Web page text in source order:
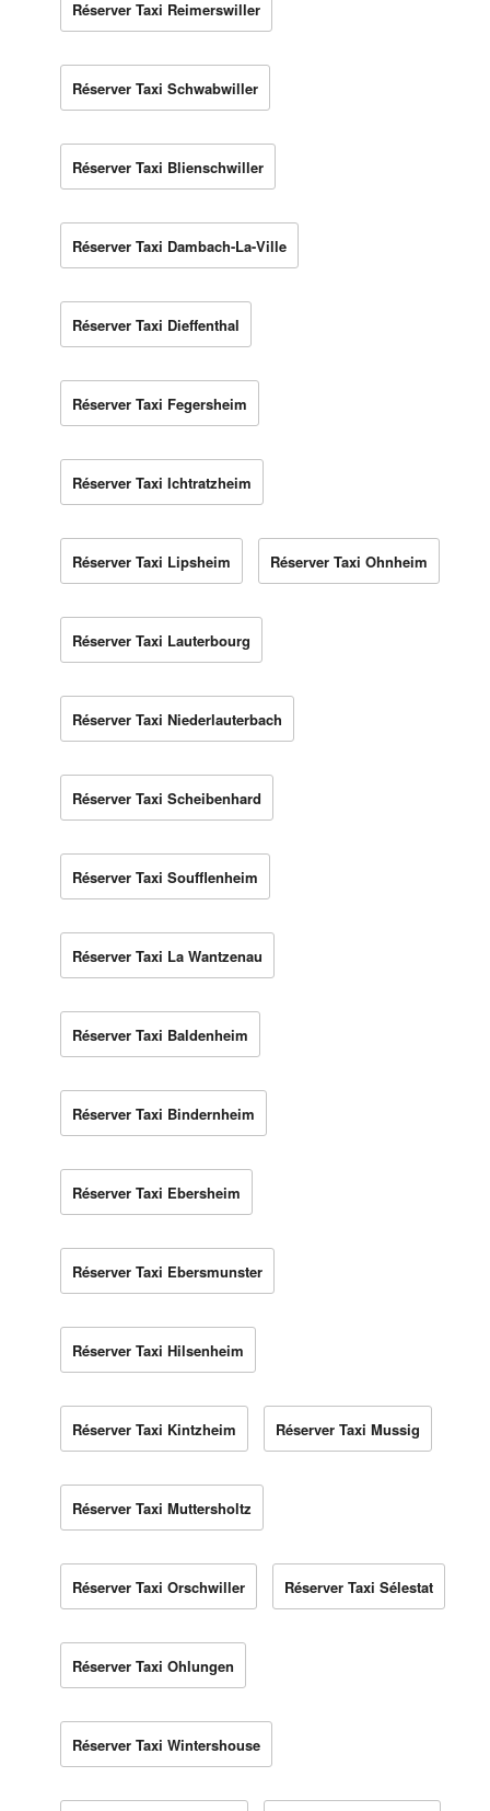
Réserver Taxi Reimerswiller
Réserver Taxi Schwabwiller
Réserver Taxi Blienschwiller
Réserver Taxi Dambach-La-Ville
Réserver Taxi Dieffenthal
Réserver Taxi Fegersheim
Réserver Taxi Ichtratzheim
Réserver Taxi Lipsheim Réserver Taxi Ohnheim
Réserver Taxi Lauterbourg
Réserver Taxi Niederlauterbach
Réserver Taxi Scheibenhard
Réserver Taxi Soufflenheim
Réserver Taxi La Wantzenau
Réserver Taxi Baldenheim
Réserver Taxi Bindernheim
Réserver Taxi Ebersheim
Réserver Taxi Ebersmunster
Réserver Taxi Hilsenheim
Réserver Taxi Kintzheim Réserver Taxi Mussig
Réserver Taxi Muttersholtz
Réserver Taxi Orschwiller Réserver Taxi Sélestat
Réserver Taxi Ohlungen
Réserver Taxi Wintershouse